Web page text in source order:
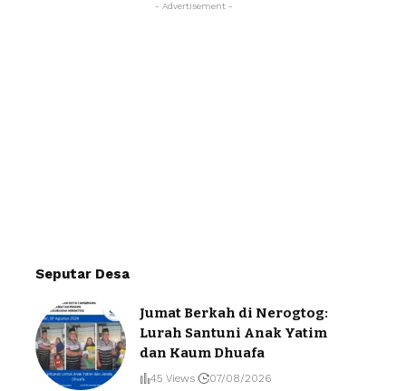
- Advertisement -
Seputar Desa
Jumat Berkah di Nerogtog:
Lurah Santuni Anak Yatim
dan Kaum Dhuafa
45 Views 07/08/2026